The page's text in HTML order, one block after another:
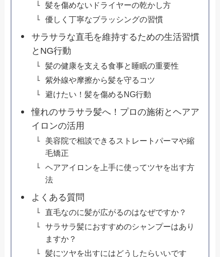
髪を傷めないドライヤーの乾かし方
優しく丁寧なブラッシングの習慣
サラサラな直毛を維持するための生活習慣
とNG行動
髪の健康を支える食事と睡眠の重要性
紫外線や摩擦から髪を守るコツ
避けたい！髪を傷めるNG行動
憧れのサラサラ髪へ！プロの施術とヘアア
イロンの活用
美容院で相談できるストレートパーマや縮
毛矯正
ヘアアイロンを上手に使ってツヤを出す方
法
よくある質問
直毛なのに髪が広がるのはなぜですか？
サラサラ髪におすすめのシャンプーはあり
ますか？
髪にツヤを出すにはどうしたらいいです